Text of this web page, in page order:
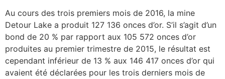
Au cours des trois premiers mois de 2016, la mine
Detour Lake a produit 127 136 onces d’or. S’il s’agit d’un
bond de 20 % par rapport aux 105 572 onces d’or
produites au premier trimestre de 2015, le résultat est
cependant inférieur de 13 % aux 146 417 onces d’or qui
avaient été déclarées pour les trois derniers mois de